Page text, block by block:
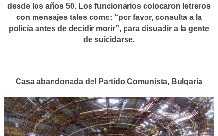
desde los años 50. Los funcionarios colocaron letreros
con mensajes tales como: “por favor, consulta a la
policía antes de decidir morir”, para disuadir a la gente
de suicidarse.
Casa abandonada del Partido Comunista, Bulgaria